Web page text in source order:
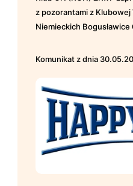
z pozorantami z
Niemieckich
Komunikat z dnia